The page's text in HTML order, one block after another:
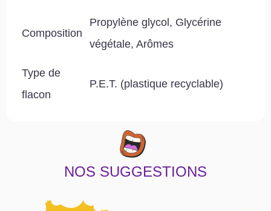
Composition
Propylène glycol, Glycérine
végétale, Arômes
Type de
flacon
P.E.T. (plastique recyclable)
NOS SUGGESTIONS